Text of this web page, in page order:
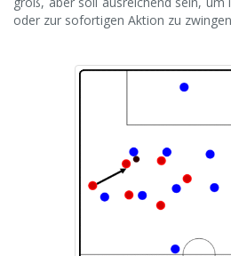
oder zur sofortigen Aktion zu